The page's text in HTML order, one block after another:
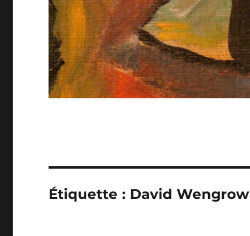
Étiquette : David Wengrow